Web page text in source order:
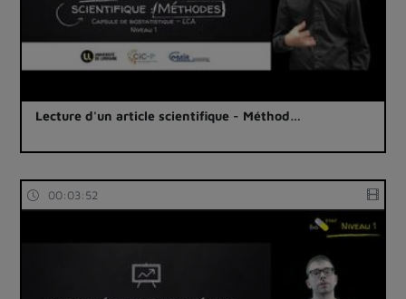
Lecture d'un article scientifique - Méthod…
00:03:52